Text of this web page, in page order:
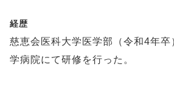
経歴
慈恵会医科大学医学部（令和4年卒
学病院にて研修を行った。